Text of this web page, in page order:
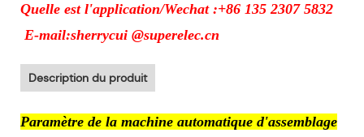
Quelle est l'application/Wechat :+86 135 2307 5832
E-mail:sherrycui @superelec.cn
Description du produit
Paramètre de la machine automatique d'assemblage